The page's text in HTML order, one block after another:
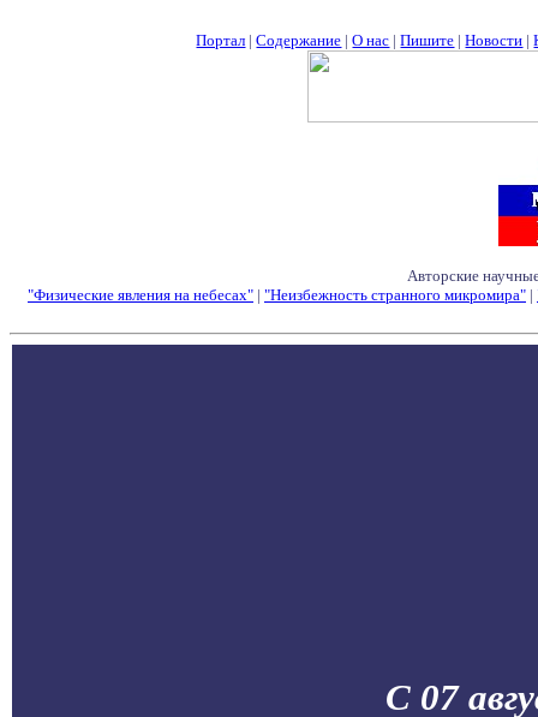
Портал |Содержание |О нас |Пишите |Новости |
Авторские
"Физические явления на небесах" | "Неизбежность странного микромира" |
С 07